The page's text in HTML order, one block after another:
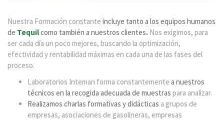
Nuestra Formación constante incluye tanto a los equipos humanos
de Tequilcomo también a nuestros clientes. Nos exigimos, para
ser cada día un poco mejores, buscando la optimización,
efectividad y rentabilidad máximas en cada una de las fases del
proceso.
Laboratorios Inteman forma constantemente a nuestros
técnicos en la recogida adecuada de muestras para analizar.
Realizamos charlas formativas y didácticas a grupos de
empresas, asociaciones de gasolineras, empresas